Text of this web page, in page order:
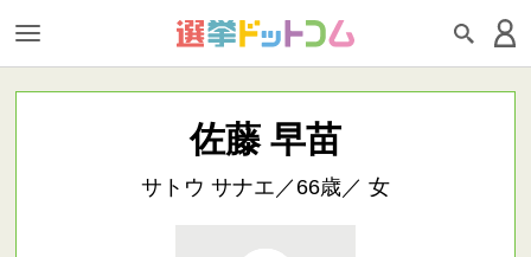
佐藤 早苗
サトウ サナエ／66歳／ 女